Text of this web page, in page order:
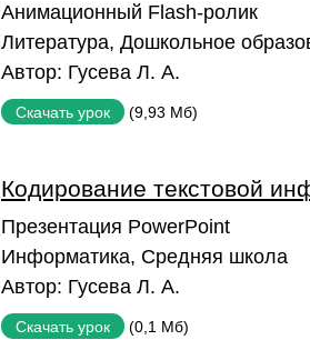
Aнимационный Flash-ролик
Литература, Дошкольное
Автор: Гусева Л. А.
Скачать урок (9,93 Мб)
Кодирование текстовой
Презентация PowerPoint
Информатика, Средняя школа
Автор: Гусева Л. А.
Скачать урок (0,1 Мб)